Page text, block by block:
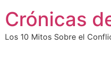
to
content
Crónicas
Los 10 Mitos Sobre el